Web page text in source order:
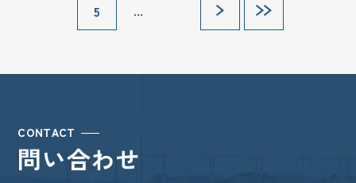
5 ... » »
CONTACT
問い合わせ